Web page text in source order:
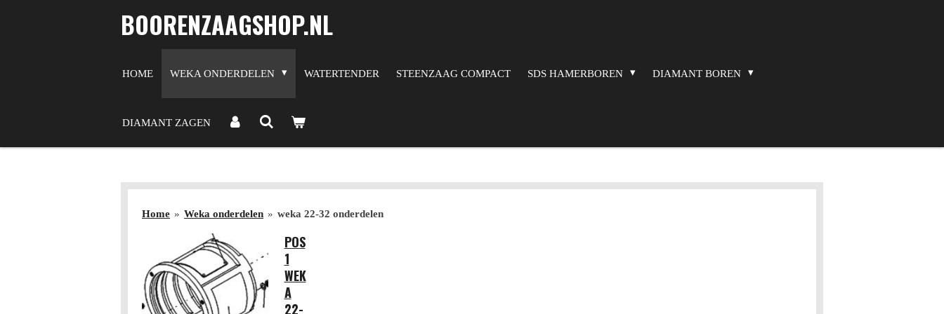
BOORENZAAGSHOP.NL
HOME WEKA ONDERDELEN WATERTENDER STEENZAAG COMPACT SDS HAMERBOREN DIAMANT BOREN
DIAMANT ZAGEN
Home » Weka onderdelen » weka 22-32 onderdelen
POS
1
WEK
A
22-